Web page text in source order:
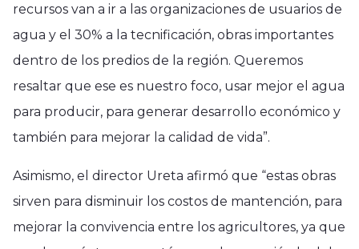
recursos van a ir a las organizaciones de usuarios de
agua y el 30% a la tecnificación, obras importantes
dentro de los predios de la región. Queremos
resaltar que ese es nuestro foco, usar mejor el agua
para producir, para generar desarrollo económico y
también para mejorar la calidad de vida”.
Asimismo, el director Ureta afirmó que “estas obras
sirven para disminuir los costos de mantención, para
mejorar la convivencia entre los agricultores, ya que